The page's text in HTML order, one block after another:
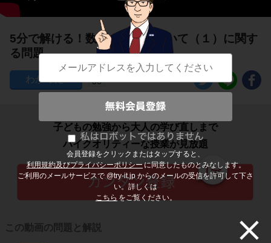
会員登録をクリックまたはタップすると、
利用規約及びプライバシーポリシーに同意したものとみなします。
ご利用のメールサービスで @try-it.jp からのメールの受信を許可して下さ
い。詳しくは
こちら をご覧ください。
5分で解ける！数列の極限について（１）に関す
る問題
86
子どもの勉強から大人の学び直しまで
ハイクオリティーな授業が見放題
この動画の問題と解説